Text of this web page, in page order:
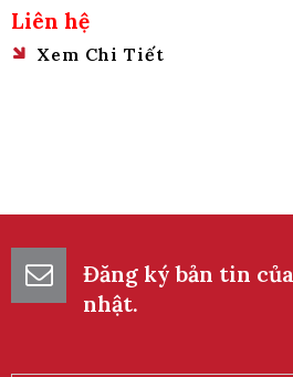
Hố Pit Tại Quận Bình
Liên hệ
Xem Chi Tiết
Đăng ký bản tin
nhật.